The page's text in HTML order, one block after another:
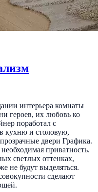
интерьера комнаты
героев, их любовь ко
поработал с
кухню и столовую,
двери Графика.
приватность.
светлых оттенках,
не будут выделяться.
сделают